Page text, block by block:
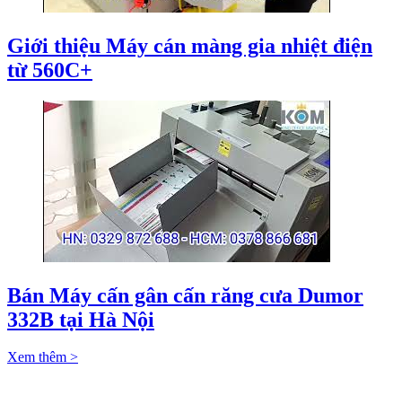
Giới thiệu Máy cán màng gia nhiệt điện
từ 560C+
Bán Máy cấn gân cấn răng cưa Dumor
332B tại Hà Nội
Xem thêm >